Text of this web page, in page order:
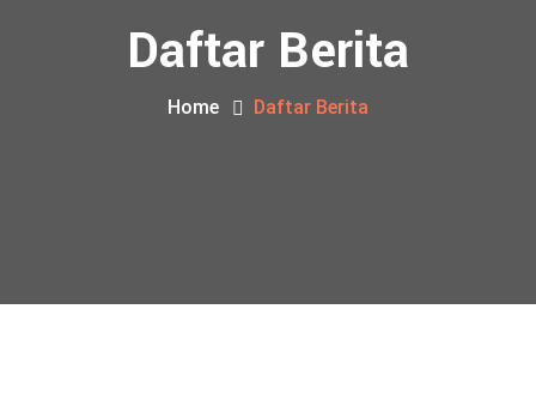
Daftar Berita
Home Daftar Berita